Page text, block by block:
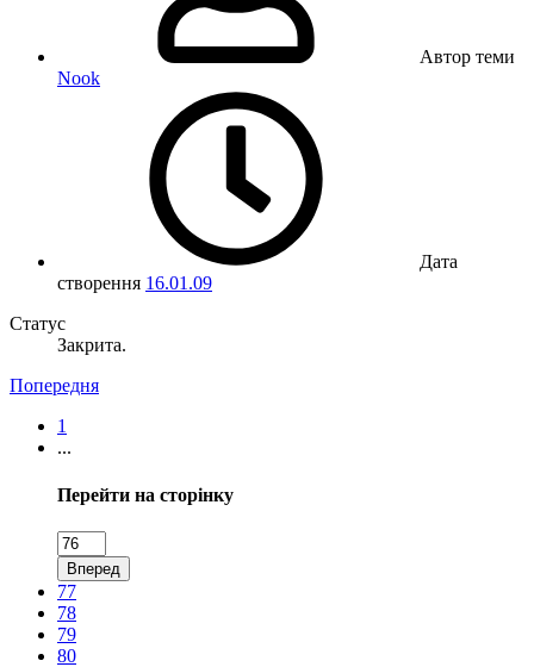
Автор теми
Nook
Дата
створення 16.01.09
Статус
Закрита.
Попередня
1
...
Перейти на сторінку
Вперед
77
78
79
80